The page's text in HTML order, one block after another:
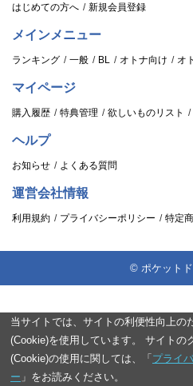
はじめての方へ 新規会員登録
メインメニュー
ランキング 一般 BL オトナ向け オ
マイページ
購入履歴 特典管理 欲しいものリスト
ヘルプ
お知らせ よくある質問
運営会社情報
利用規約 プライバシーポリシー 特定
© ポケット
当サイトでは、サイトの利便性向上の
(Cookie)を使用しています。 サイトの
(Cookie)の使用に関しては、「 プライ
ー 」をお読みください。